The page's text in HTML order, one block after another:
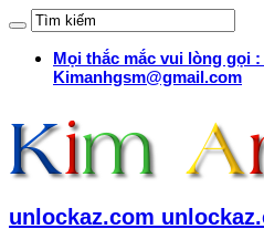
Mọi thắc mắc vui lòng gọi :
Kimanhgsm@gmail.com
unlockaz.com